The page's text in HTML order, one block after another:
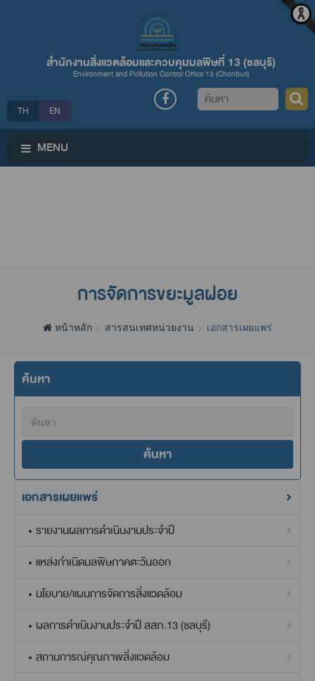
สำนักงานสิ่งแวดล้อมและควบคุมมลพิษที่ 13 (ชลบุรี)
Environment and Pollution Control Office 13 (Chonburi)
TH EN
ค้นหา
MENU
การจัดการขยะมูลฝอย
หน้าหลัก สารสนเทศหน่วยงาน เอกสารเผยแพร่
ค้นหา
ค้นหา
เอกสารเผยแพร่
รายงานผลการดำเนินงานประจำปี
แหล่งกำเนิดมลพิษภาคตะวันออก
นโยบาย/แผนการจัดการสิ่งแวดล้อม
ผลการดำเนินงานประจำปี สสภ.13 (ชลบุรี)
สถานการณ์คุณภาพสิ่งแวดล้อม